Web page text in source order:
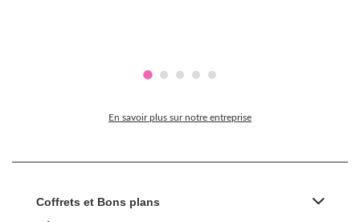
En savoir plus sur notre entreprise
Coffrets et Bons plans